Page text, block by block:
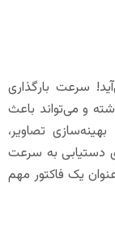
سرعت بارگذاری
و می‌تواند باعث
تصاویر،
دستیابی به سرعت
یک فاکتور مهم